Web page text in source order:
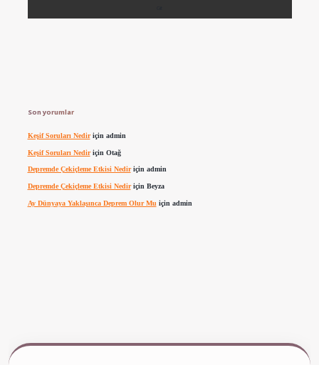
Son yorumlar
Keşif Soruları Nediriçin admin
Keşif Soruları Nediriçin Otağ
Depremde Çekiçleme Etkisi Nediriçin admin
Depremde Çekiçleme Etkisi Nediriçin Beyza
Ay Dünyaya Yaklaşınca Deprem Olur Mu için admin